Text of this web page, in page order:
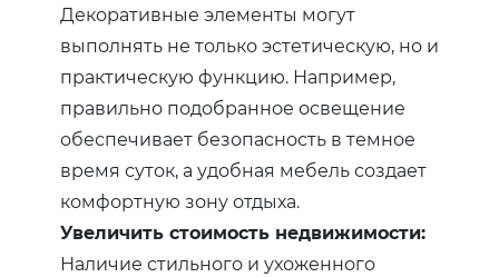
Декоративные элементы могут
выполнять не только эстетическую, но и
практическую функцию. Например,
правильно подобранное освещение
обеспечивает безопасность в темное
время суток, а удобная мебель создает
комфортную зону отдыха.
Увеличить стоимость недвижимости:
Наличие стильного и ухоженного